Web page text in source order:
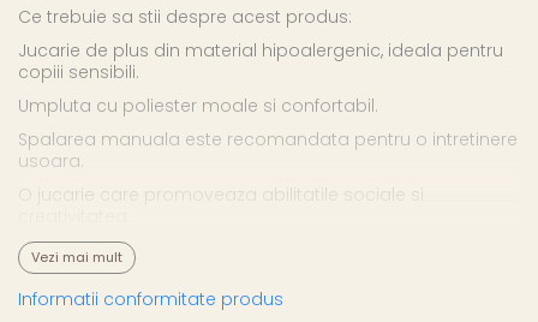
Ce trebuie sa stii despre acest produs:
Jucarie de plus din material hipoalergenic, ideala pentru
copiii sensibili.
Umpluta cu poliester moale si confortabil.
Spalarea manuala este recomandata pentru o intretinere
usoara.
O jucarie care promoveaza abilitatile sociale si
Stimuleaza imaginatia in timpul jocului.
Vezi mai mult
Informatii conformitate produs